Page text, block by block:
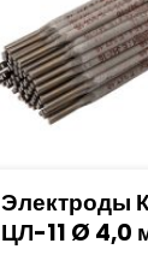
Электроды
ЦЛ-11 Ø 4,0